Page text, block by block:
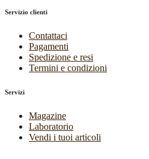
Servizio clienti
Contattaci
Pagamenti
Spedizione e resi
Termini e condizioni
Servizi
Magazine
Laboratorio
Vendi i tuoi articoli